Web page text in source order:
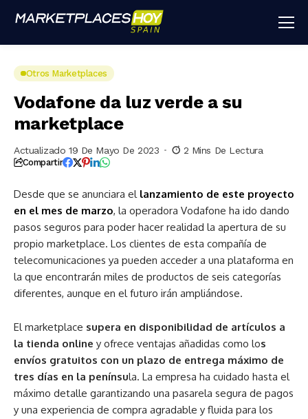
Otros Marketplaces
Vodafone da luz verde a su
marketplace
Actualizado 19 De Mayo De 2023 2 Mins De Lectura
Compartir
Desde que se anunciara el lanzamiento de este proyecto
en el mes de marzo, la operadora Vodafone ha ido dando
pasos seguros para poder hacer realidad la apertura de su
propio marketplace. Los clientes de esta compañía de
telecomunicaciones ya pueden acceder a una plataforma en
la que encontrarán miles de productos de seis categorías
diferentes, aunque en el futuro irán ampliándose.
El marketplace supera en disponibilidad de artículos a
la tienda online y ofrece ventajas añadidas como los
envíos gratuitos con un plazo de entrega máximo de
tres días en la península. La empresa ha cuidado hasta el
máximo detalle garantizando una pasarela segura de pagos
y una experiencia de compra agradable y fluida para los